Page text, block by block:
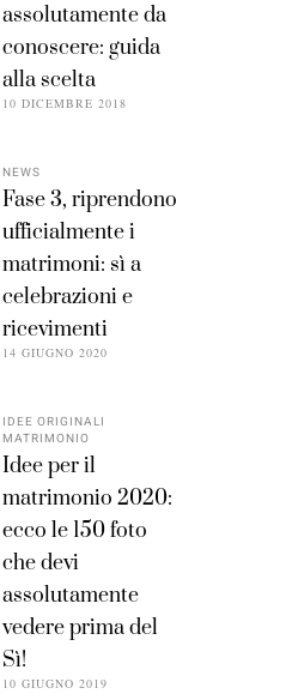
assolutamente da
conoscere: guida
alla scelta
10 DICEMBRE 2018
NEWS
Fase 3, riprendono
ufficialmente i
matrimoni: sì a
celebrazioni e
ricevimenti
14 GIUGNO 2020
IDEE ORIGINALI
MATRIMONIO
Idee per il
matrimonio 2020:
ecco le 150 foto
che devi
assolutamente
vedere prima del
Sì!
10 GIUGNO 2019